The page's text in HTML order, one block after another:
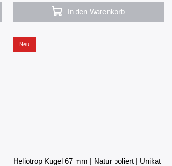
In den Warenkorb
Neu
Heliotrop Kugel 67 mm | Natur poliert | Unikat